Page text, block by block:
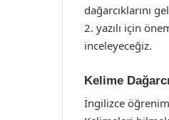
dağarcıklarını
2. yazılı için
inceleyeceğiz.
Kelime
İngilizce